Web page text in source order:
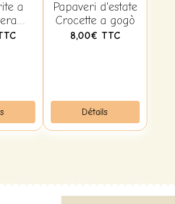
a
gogò
Papaveri d'estate
Crocette a gogò
8,00€ TTC
Détails